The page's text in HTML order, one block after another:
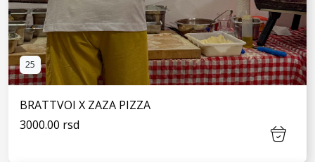
25
BRATTVOI X ZAZA PIZZA
3000.00 rsd